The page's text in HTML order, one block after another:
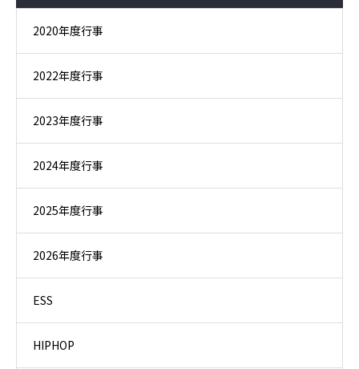
2020年度行事
2022年度行事
2023年度行事
2024年度行事
2025年度行事
2026年度行事
ESS
HIPHOP